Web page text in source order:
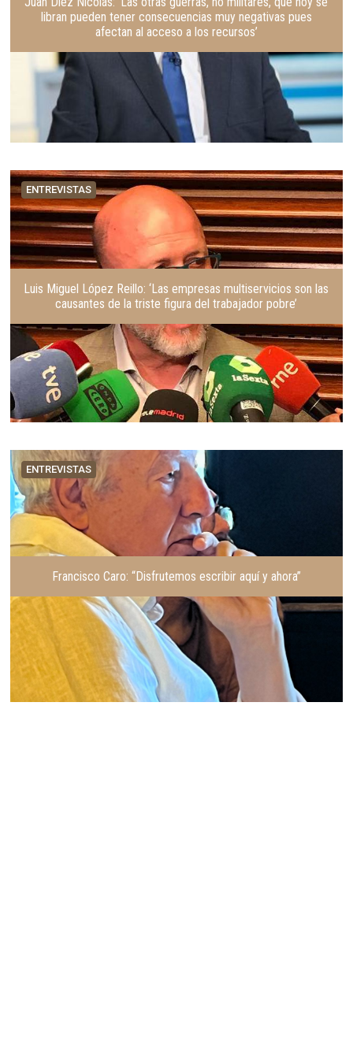
libran pueden tener consecuencias muy negativas pues
afectan al acceso a los recursos’
ENTREVISTAS
Luis Miguel López Reillo: ‘Las empresas multiservicios son las
causantes de la triste figura del trabajador pobre’
ENTREVISTAS
Francisco Caro: “Disfrutemos escribir aquí y ahora”